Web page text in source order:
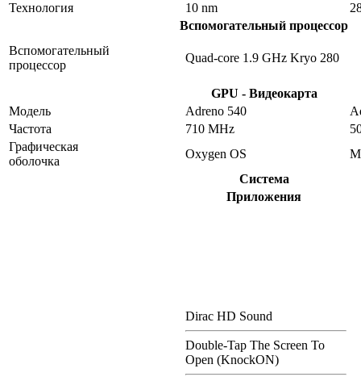
Технология
10 nm
Вспомогательный процессор
Вспомогательный
процессор
Quad-core 1.9 GHz Kryo 280
GPU - Видеокарта
Модель
Adreno 540
Частота
710 MHz
Графическая
оболочка
Oxygen OS
Система
Приложения
Dirac HD Sound
Double-Tap The Screen To
Open (KnockON)